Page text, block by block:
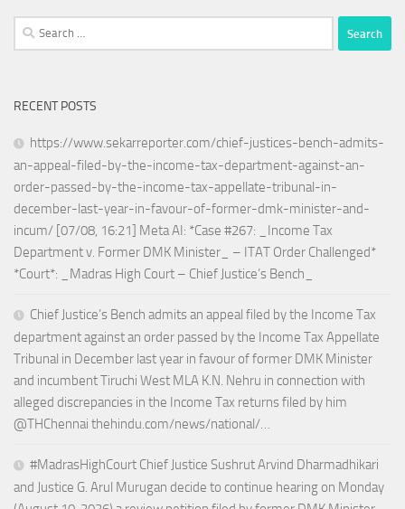
Search
for:
RECENT POSTS
https://www.sekarreporter.com/chief-justices-bench-admits-
an-appeal-filed-by-the-income-tax-department-against-an-
order-passed-by-the-income-tax-appellate-tribunal-in-
december-last-year-in-favour-of-former-dmk-minister-and-
incum/ [07/08, 16:21] Meta AI: *Case #267: _Income Tax
Department v. Former DMK Minister_ – ITAT Order Challenged*
*Court*: _Madras High Court – Chief Justice’s Bench_
Chief Justice’s Bench admits an appeal filed by the Income Tax
department against an order passed by the Income Tax Appellate
Tribunal in December last year in favour of former DMK Minister
and incumbent Tiruchi West MLA K.N. Nehru in connection with
alleged discrepancies in the Income Tax returns filed by him
@THChennai thehindu.com/news/national/…
#MadrasHighCourt Chief Justice Sushrut Arvind Dharmadhikari
and Justice G. Arul Murugan decide to continue hearing on Monday